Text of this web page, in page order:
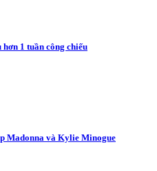
1 tuần công chiếu
Madonna và Kylie Minogue